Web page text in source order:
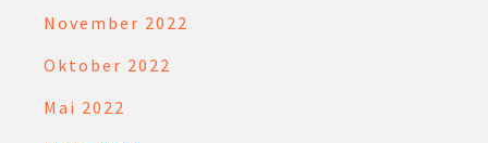
November 2022
Oktober 2022
Mai 2022